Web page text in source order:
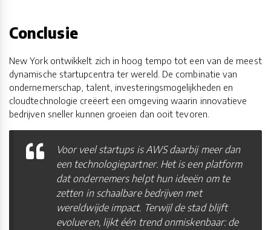
Conclusie
New York ontwikkelt zich in hoog tempo tot een van de meest
dynamische startupcentra ter wereld. De combinatie van
ondernemerschap, talent, investeringsmogelijkheden en
cloudtechnologie creëert een omgeving waarin innovatieve
bedrijven sneller kunnen groeien dan ooit tevoren.
Voor veel startups is AWS daarbij meer dan
een technologiepartner. Het is een platform
dat ondernemers helpt hun ideeën om te
zetten in schaalbare bedrijven met
wereldwijde impact. Terwijl de stad blijft
evolueren, lijkt één trend onmiskenbaar: de